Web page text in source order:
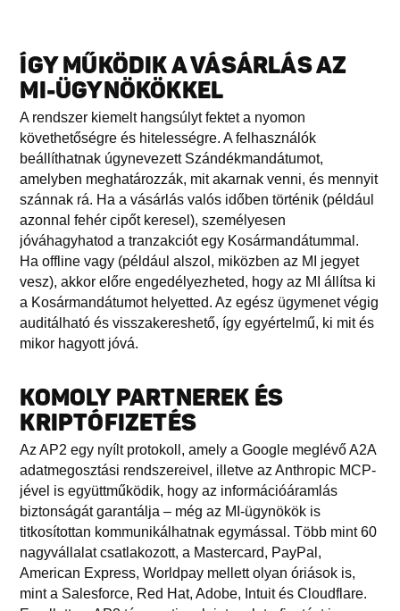
ÍGY MŰKÖDIK A VÁSÁRLÁS AZ
MI-ÜGYNÖKÖKKEL
A rendszer kiemelt hangsúlyt fektet a nyomon
követhetőségre és hitelességre. A felhasználók
beállíthatnak úgynevezett Szándékmandátumot,
amelyben meghatározzák, mit akarnak venni, és mennyit
szánnak rá. Ha a vásárlás valós időben történik (például
azonnal fehér cipőt keresel), személyesen
jóváhagyhatod a tranzakciót egy Kosármandátummal.
Ha offline vagy (például alszol, miközben az MI jegyet
vesz), akkor előre engedélyezheted, hogy az MI állítsa ki
a Kosármandátumot helyetted. Az egész ügymenet végig
auditálható és visszakereshető, így egyértelmű, ki mit és
mikor hagyott jóvá.
KOMOLY PARTNEREK ÉS
KRIPTÓFIZETÉS
Az AP2 egy nyílt protokoll, amely a Google meglévő A2A
adatmegosztási rendszereivel, illetve az Anthropic MCP-
jével is együttműködik, hogy az információáramlás
biztonságát garantálja – még az MI-ügynökök is
titkosítottan kommunikálhatnak egymással. Több mint 60
nagyvállalat csatlakozott, a Mastercard, PayPal,
American Express, Worldpay mellett olyan óriások is,
mint a Salesforce, Red Hat, Adobe, Intuit és Cloudflare.